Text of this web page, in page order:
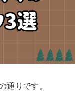
通りです。